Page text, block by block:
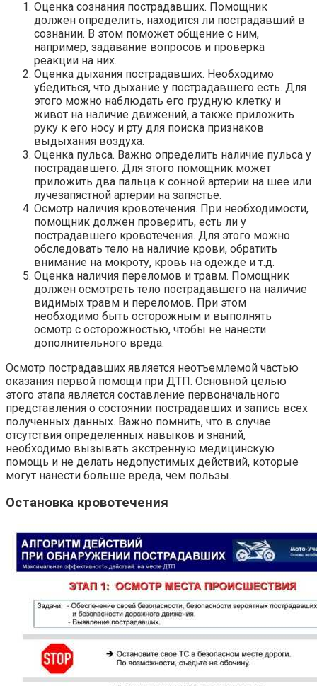
Оценка сознания пострадавших. Помощник
должен определить, находится ли пострадавший в
сознании. В этом поможет общение с ним,
например, задавание вопросов и проверка
реакции на них.
Оценка дыхания пострадавших. Необходимо
убедиться, что дыхание у пострадавшего есть. Для
этого можно наблюдать его грудную клетку и
живот на наличие движений, а также приложить
руку к его носу и рту для поиска признаков
выдыхания воздуха.
Оценка пульса. Важно определить наличие пульса у
пострадавшего. Для этого помощник может
приложить два пальца к сонной артерии на шее или
лучезапястной артерии на запястье.
Осмотр наличия кровотечения. При необходимости,
помощник должен проверить, есть ли у
пострадавшего кровотечения. Для этого можно
обследовать тело на наличие крови, обратить
внимание на мокроту, кровь на одежде и т.д.
Оценка наличия переломов и травм. Помощник
должен осмотреть тело пострадавшего на наличие
видимых травм и переломов. При этом
необходимо быть осторожным и выполнять
осмотр с осторожностью, чтобы не нанести
дополнительного вреда.
Осмотр пострадавших является неотъемлемой частью
оказания первой помощи при ДТП. Основной целью
этого этапа является составление первоначального
представления о состоянии пострадавших и запись всех
полученных данных. Важно помнить, что в случае
отсутствия определенных навыков и знаний,
необходимо вызывать экстренную медицинскую
помощь и не делать недопустимых действий, которые
могут нанести больше вреда, чем пользы.
Остановка кровотечения